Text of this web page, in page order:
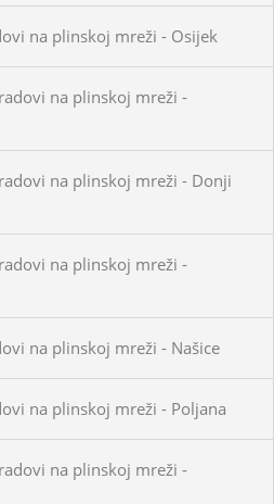
na plinskoj mreži - Osijek
na plinskoj mreži -
na plinskoj mreži - Donji
na plinskoj mreži -
na plinskoj mreži - Našice
na plinskoj mreži - Poljana
na plinskoj mreži -